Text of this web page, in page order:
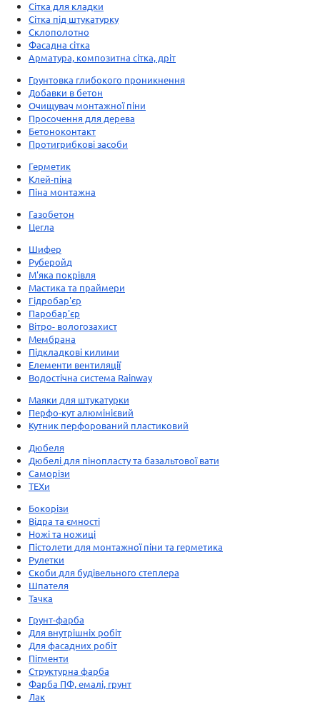
Сітка для кладки
Сітка під штукатурку
Склополотно
Фасадна сітка
Арматура, композитна сітка, дріт
Грунтовка глибокого проникнення
Добавки в бетон
Очищувач монтажної піни
Просочення для дерева
Бетоноконтакт
Протигрибкові засоби
Герметик
Клей-піна
Піна монтажна
Газобетон
Цегла
Шифер
Руберойд
М'яка покрівля
Мастика та праймери
Гідробар'єр
Паробар'єр
Вітро- вологозахист
Мембрана
Підкладкові килими
Елементи вентиляції
Водостічна система Rainway
Маяки для штукатурки
Перфо-кут алюмінієвий
Кутник перфорований пластиковий
Дюбеля
Дюбелі для пінопласту та базальтової вати
Саморізи
ТЕХи
Бокорізи
Відра та ємності
Ножі та ножиці
Пістолети для монтажної піни та герметика
Рулетки
Скоби для будівельного степлера
Шпателя
Тачка
Грунт-фарба
Для внутрішніх робіт
Для фасадних робіт
Пігменти
Структурна фарба
Фарба ПФ, емалі, грунт
Лак